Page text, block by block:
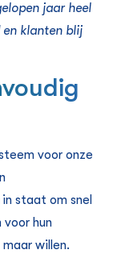
jaar heel
en klanten blij
voor onze
staat om snel
hun
willen.